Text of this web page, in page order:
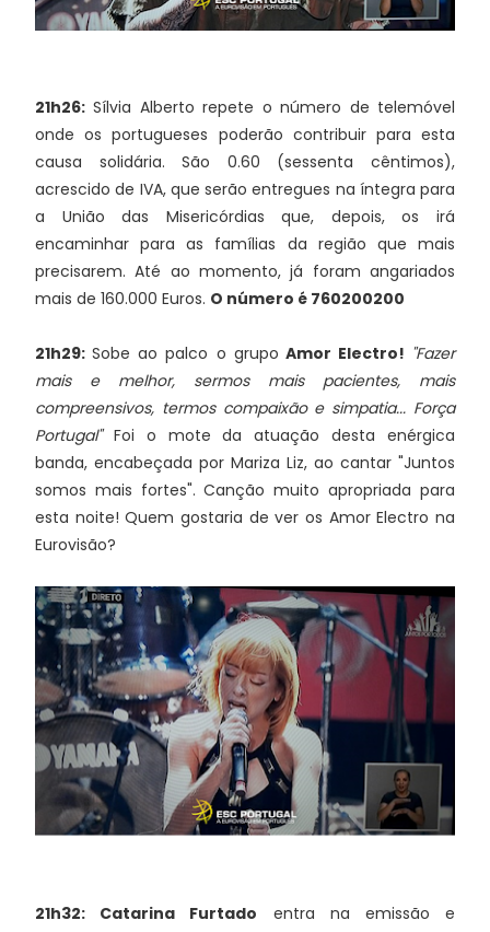
21h26: Sílvia Alberto repete o número de telemóvel
onde os portugueses poderão contribuir para esta
causa solidária. São 0.60 (sessenta cêntimos),
acrescido de IVA, que serão entregues na íntegra para
a União das Misericórdias que, depois, os irá
encaminhar para as famílias da região que mais
precisarem. Até ao momento, já foram angariados
mais de 160.000 Euros. O número é 760200200
21h29:Sobe ao palco o grupo Amor Electro! "Fazer
mais e melhor, sermos mais pacientes, mais
compreensivos, termos compaixão e simpatia... Força
Portugal" Foi o mote da atuação desta enérgica
banda, encabeçada por Mariza Liz, ao cantar "Juntos
somos mais fortes". Canção muito apropriada para
esta noite! Quem gostaria de ver os Amor Electro na
Eurovisão?
21h32: Catarina Furtado entra na emissão e